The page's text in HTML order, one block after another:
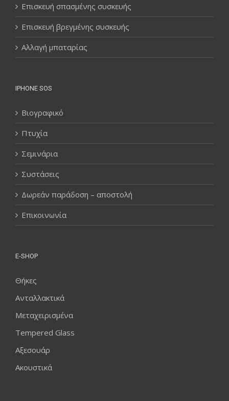
Επισκευή σπασμένης συσκευής
Επισκευή βρεγμένης συσκευής
Αλλαγή μπαταρίας
IPHONE SOS
Βιογραφικό
Πτυχία
Σεμινάρια
Συστάσεις
Δωρεάν παράδοση – αποστολή
Επικοινωνία
E-SHOP
Θήκες
Ανταλλακτικά
Μεταχειρισμένα
Tempered Glass
Αξεσουάρ
Ακουστικά